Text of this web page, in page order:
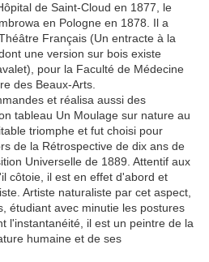
de Saint-Cloud en 1877, le
en Pologne en 1878. Il a
Français (Un entracte à la
une version sur bois existe
pour la Faculté de Médecine
des Beaux-Arts.
et réalisa aussi des
tableau Un Moulage sur nature au
triomphe et fut choisi pour
de la Rétrospective de dix ans de
Universelle de 1889. Attentif aux
côtoie, il est en effet d'abord et
Artiste naturaliste par cet aspect,
étudiant avec minutie les postures
l'instantanéité, il est un peintre de la
humaine et de ses